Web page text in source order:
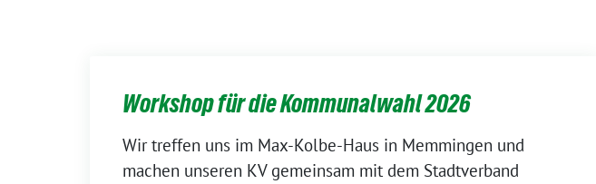
Workshop für die Kommunalwahl 2026
Wir treffen uns im Max-Kolbe-Haus in Memmingen und
machen unseren KV gemeinsam mit dem Stadtverband